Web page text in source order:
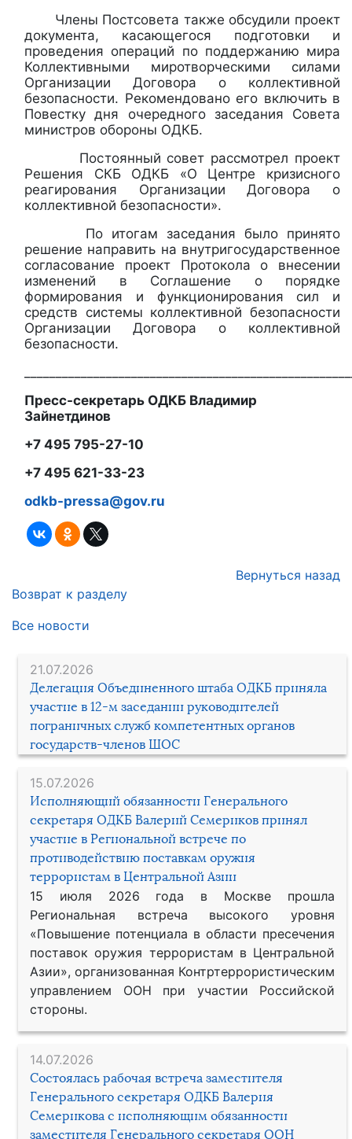
21.07.2026
Делегация Объединенного штаба ОДКБ приняла
участие в 12-м заседании руководителей
пограничных служб компетентных органов
государств-членов ШОС
15.07.2026
Исполняющий обязанности Генерального
секретаря ОДКБ Валерий Семериков принял
участие в Региональной встрече по
противодействию поставкам оружия
террористам в Центральной Азии
15 июля 2026 года в Москве прошла
Региональная встреча высокого уровня
«Повышение потенциала в области пресечения
поставок оружия террористам в Центральной
Азии», организованная Контртеррористическим
управлением ООН при участии Российской
стороны.
14.07.2026
Состоялась рабочая встреча заместителя
Генерального секретаря ОДКБ Валерия
Семерикова с исполняющим обязанности
заместителя Генерального секретаря ООН
Члены Постсовета также обсудили проект
документа, касающегося подготовки и
проведения операций по поддержанию мира
Коллективными миротворческими силами
Организации Договора о коллективной
безопасности. Рекомендовано его включить в
Повестку дня очередного заседания Совета
министров обороны ОДКБ.
Постоянный совет рассмотрел проект
Решения СКБ ОДКБ «О Центре кризисного
реагирования Организации Договора о
коллективной безопасности».
По итогам заседания было принято
решение направить на внутригосударственное
согласование проект Протокола о внесении
изменений в Соглашение о порядке
формирования и функционирования сил и
средств системы коллективной безопасности
Организации Договора о коллективной
безопасности.
Пресс-секретарь ОДКБ Владимир
Зайнетдинов
+7 495 795-27-10
+7 495 621-33-23
odkb-pressa@gov.ru
Вернуться назад
Возврат к разделу
Все новости